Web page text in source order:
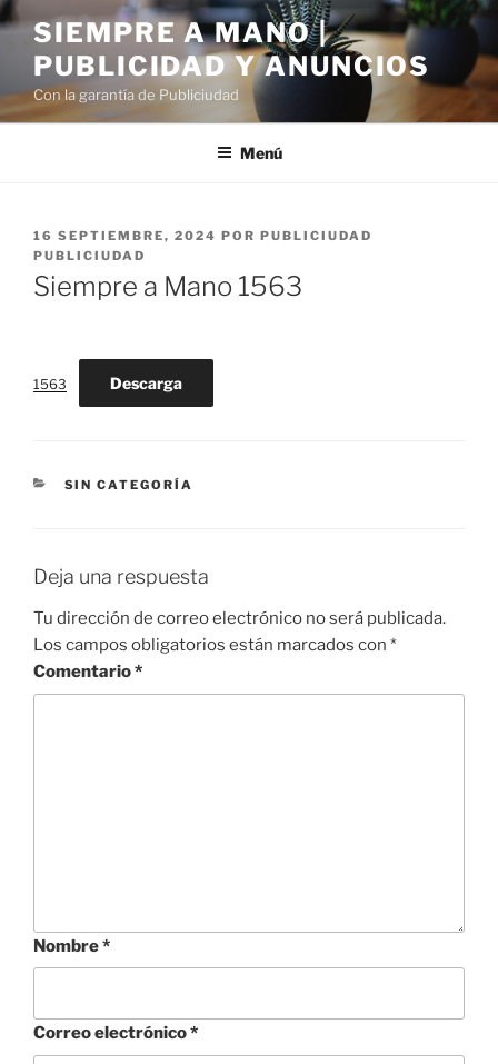
Saltar
contenido
SIEMPRE A MANO |
PUBLICIDAD Y ANUNCIOS
Con la garantía de Publiciudad
Menú
PUBLICADO
EL
16 SEPTIEMBRE, 2024 POR PUBLICIUDAD
PUBLICIUDAD
Siempre a Mano 1563
1563 Descarga
CATEGORÍAS
SIN CATEGORÍA
Deja una respuesta
Tu dirección de correo electrónico no será publicada.
Los campos obligatorios están marcados con *
Comentario*
Nombre*
Correo electrónico*